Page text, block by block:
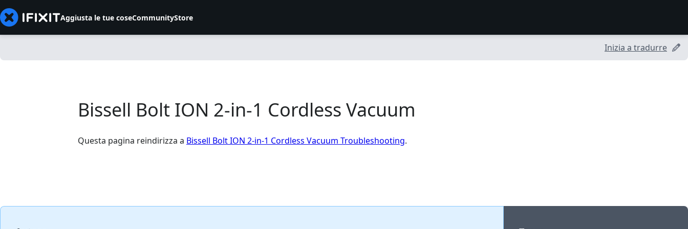
Aggiusta le tue coseCommunityStore
Inizia a tradurre
Bissell Bolt ION 2-in-1 Cordless Vacuum
Questa pagina reindirizza a Bissell Bolt ION 2-in-1 Cordless Vacuum Troubleshooting.